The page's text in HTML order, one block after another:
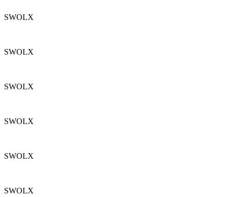
SWOLX
SWOLX
SWOLX
SWOLX
SWOLX
SWOLX